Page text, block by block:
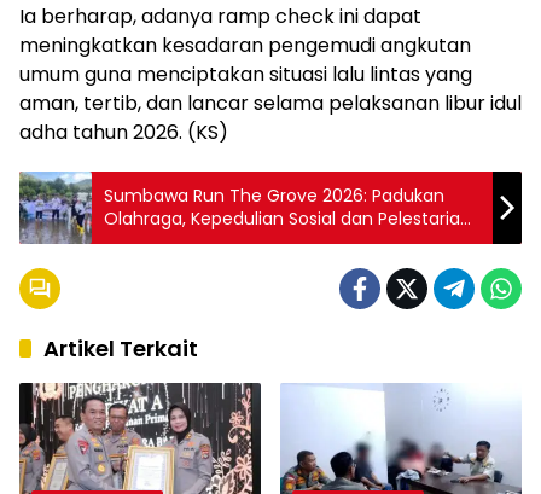
Ia berharap, adanya ramp check ini dapat
meningkatkan kesadaran pengemudi angkutan
umum guna menciptakan situasi lalu lintas yang
aman, tertib, dan lancar selama pelaksanan libur idul
adha tahun 2026. (KS)
Sumbawa Run The Grove 2026: Padukan
Olahraga, Kepedulian Sosial dan Pelestarian
Lingkungan
Artikel Terkait